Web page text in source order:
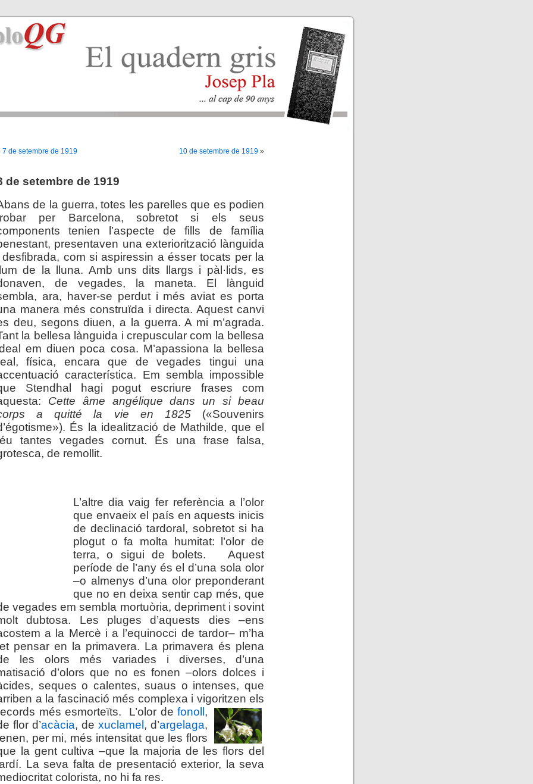
7 de setembre de 1919 10 de setembre de 1919 »
de setembre de 1919
de la guerra, totes les parelles que es podien
per Barcelona, sobretot si els seus
tenien l’aspecte de fills de família
presentaven una exteriorització lànguida
desfibrada, com si aspiressin a ésser tocats per la
de la lluna. Amb uns dits llargs i pàl·lids, es
de vegades, la maneta. El lànguid
ara, haver-se perdut i més aviat es porta
manera més construïda i directa. Aquest canvi
deu, segons diuen, a la guerra. A mi m’agrada.
la bellesa lànguida i crepuscular com la bellesa
em diuen poca cosa. M’apassiona la bellesa
física, encara que de vegades tingui una
característica. Em sembla impossible
Stendhal hagi pogut escriure frases com
Cette âme angélique dans un si beau
a quitté la vie en 1825(«Souvenirs
És la idealització de Mathilde, que el
tantes vegades cornut. És una frase falsa,
de remollit.
L’altre dia vaig fer referència a l’olor
que envaeix el país en aquests inicis
de declinació tardoral, sobretot si ha
plogut o fa molta humitat: l’olor de
terra, o sigui de bolets. Aquest
període de l’any és el d’una sola olor
–o almenys d’una olor preponderant
que no en deixa sentir cap més, que
vegades em sembla mortuòria, depriment i sovint
dubtosa. Les pluges d’aquests dies –ens
a la Mercè i a l’equinocci de tardor– m’ha
pensar en la primavera. La primavera és plena
les olors més variades i diverses, d’una
d’olors que no es fonen –olors dolces i
seques o calentes, suaus o intenses, que
a la fascinació més complexa i vigoritzen els
més esmorteïts. L’olor de fonoll,
flor d’acàcia, de xuclamel, d’argelaga,
per mi, més intensitat que les flors
la gent cultiva –que la majoria de les flors del
La seva falta de presentació exterior, la seva
colorista, no hi fa res.